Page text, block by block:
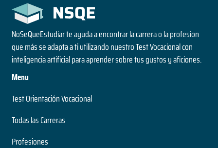
NoSeQueEstudiar te ayuda a encontrar la carrera o la profesion
que más se adapta a ti utilizando nuestro Test Vocacional con
inteligencia artificial para aprender sobre tus gustos y aficiones.
Menu
Test Orientación Vocacional
Todas las Carreras
Profesiones